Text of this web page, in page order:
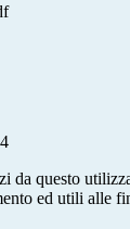
da questo
ed utili alle